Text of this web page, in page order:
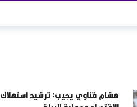
هشام قناوي يجيب: ترشيد استهلاك